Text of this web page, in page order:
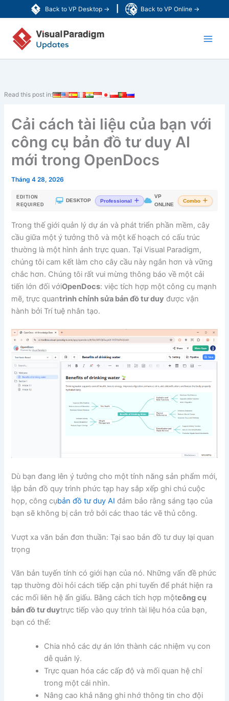
Back to VP Desktop → Back to VP Online →
tới
dung
Read this post in:
Cải cách tài liệu của bạn với
công cụ bản đồ tư duy AI
mới trong OpenDocs
Tháng 4 28, 2026
EDITION
REQUIRED
DESKTOP Professional
VP
ONLINE
Combo
Trong thế giới quản lý dự án và phát triển phần mềm, cây
cầu giữa một ý tưởng thô và một kế hoạch có cấu trúc
thường là một hình ảnh trực quan. Tại Visual Paradigm,
chúng tôi cam kết làm cho cây cầu này ngắn hơn và vững
chắc hơn. Chúng tôi rất vui mừng thông báo về một cải
tiến lớn đối vớiOpenDocs: việc tích hợp một công cụ mạnh
mẽ, trực quantrình chỉnh sửa bản đồ tư duy được vận
hành bởi Trí tuệ nhân tạo.
Dù bạn đang lên ý tưởng cho một tính năng sản phẩm mới,
lập bản đồ quy trình phức tạp hay sắp xếp ghi chú cuộc
họp, công cụbản đồ tư duy AI đảm bảo rằng sáng tạo của
bạn sẽ không bị cản trở bởi các thao tác vẽ thủ công.
Vượt xa văn bản đơn thuần: Tại sao bản đồ tư duy lại quan
trọng
Văn bản tuyến tính có giới hạn của nó. Những vấn đề phức
tạp thường đòi hỏi cách tiếp cận phi tuyến để phát hiện ra
các mối liên hệ ẩn giấu. Bằng cách tích hợp mộtcông cụ
bản đồ tư duytrực tiếp vào quy trình tài liệu hóa của bạn,
bạn có thể:
Chia nhỏ các dự án lớn thành các nhiệm vụ con
dễ quản lý.
Trực quan hóa các cấp độ và mối quan hệ chỉ
trong một cái nhìn.
Nâng cao khả năng ghi nhớ thông tin cho đội